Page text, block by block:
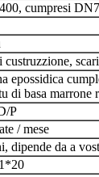
cumpresi
epossidica
di basa marrone
P
/ mese
dipende da a